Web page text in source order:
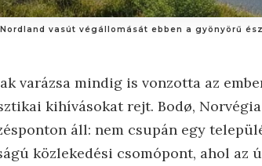
vasút végállomását ebben a gyönyörű
varázsa mindig is vonzotta az
kihívásokat rejt. Bodø,
áll: nem csupán egy
közlekedési csomópont, ahol az